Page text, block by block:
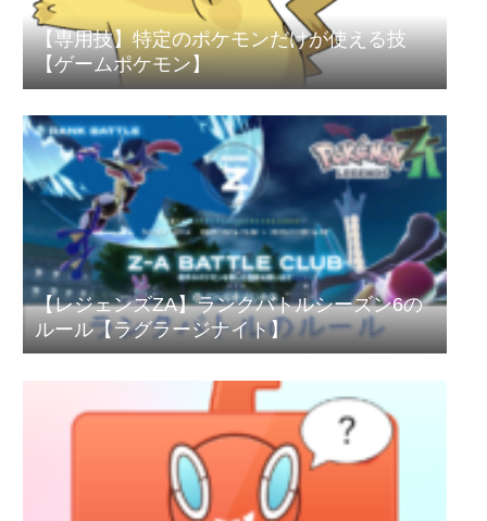
【専用技】特定のポケモンだけが使える技
【ゲームポケモン】
【レジェンズZA】ランクバトルシーズン6の
ルール【ラグラージナイト】